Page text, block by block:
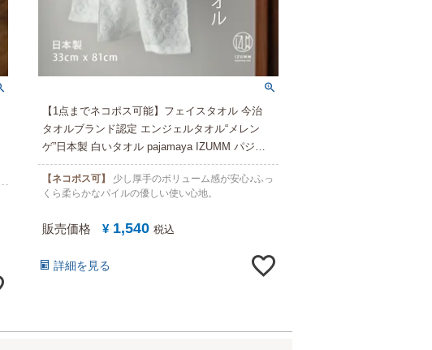
【1点までネコポス可能】フェイスタオル 今治
タオルブランド認定 エンジェルタオル“メレン
ゲ”日本製 白いタオル pajamaya IZUMM パジャ
マ屋 オリジナル 超長綿 JAPAN
【ネコポス可】 少し厚手のボリューム感が安心♪ふっ
くら柔らかなパイルの優しい使い心地。
販売価格 ¥ 1,540 税込
詳細を見る